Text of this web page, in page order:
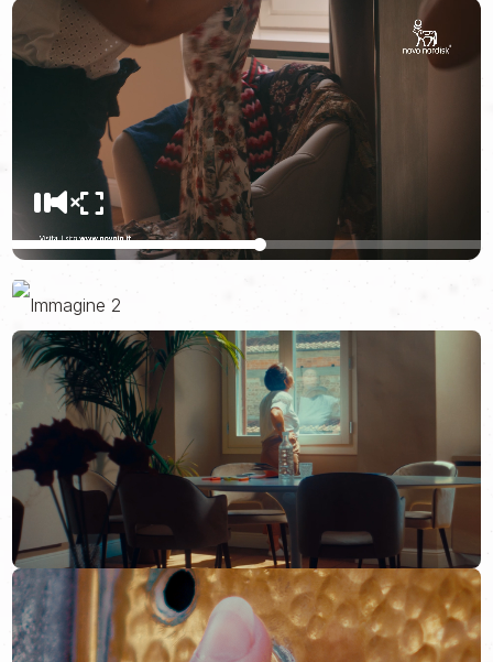
Uno sguardo che riconosca l’eccesso di peso e l’obesità per
quello che è: una malattia cronica. E che parli davvero alle
persone che la vivono, ogni giorno, con il loro corpo, il loro
tempo, il loro coraggio.
È da qui che siamo partiti, insieme a Novo Nordisk
leader nella cura dell’obesità, diabete e delle malattie croniche
gravi, per realizzare il loro nuovo spot televisivo global per
promuovere il suo sito Novo IO.
Lo abbiamo fatto attraverso una storia semplice, ma potente:
quella diSilvia*, una donna che ha riscoperto il piacere di
vivere, senza stravolgere se stessa.
paesaggi familiari, con una fotografia calda e una voce che
racconta in prima persona cosa significa iniziare un percorso di
cambiamento.
Il cuore del messaggio è racchiuso in una frase di Silvia:
“Da quando ho cominciato a vederla così, semplicemente,
mi sento felice.”
È un cambio di prospettiva, prima ancora che di abitudini: la
felicità non è un traguardo da tagliare con sacrificio e rinunce,
ma uno spazio da abitare con consapevolezza. Un passo alla
volta, partendo da sé.
Al centro della narrazione, novoio.it: il portale che informa,